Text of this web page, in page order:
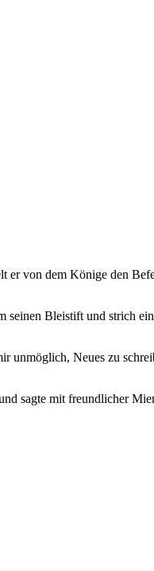
er von dem Könige den
Bleistift und strich
unmöglich, Neues zu
sagte mit freundlicher